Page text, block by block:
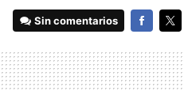
Sin comentarios